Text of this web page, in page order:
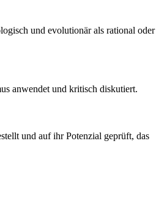
und evolutionär als rational oder
anwendet und kritisch diskutiert.
und auf ihr Potenzial geprüft, das